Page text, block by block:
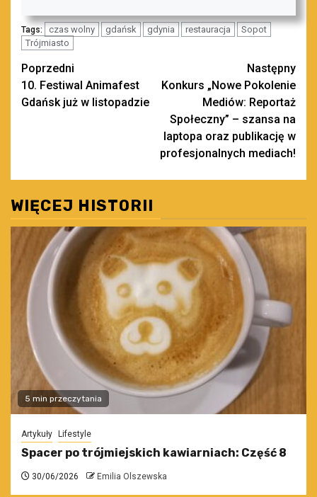
Tags: czas wolny gdańsk gdynia restauracja
Sopot
Trójmiasto
Zobacz
wpisy
Poprzedni
10. Festiwal Animafest
Gdańsk już w listopadzie
Następny
Konkurs „Nowe Pokolenie
Mediów: Reportaż
Społeczny” – szansa na
laptopa oraz publikację w
profesjonalnych mediach!
WIĘCEJ HISTORII
5 min przeczytania
Artykuły Lifestyle
Spacer po trójmiejskich kawiarniach: Część 8
30/06/2026 Emilia Olszewska